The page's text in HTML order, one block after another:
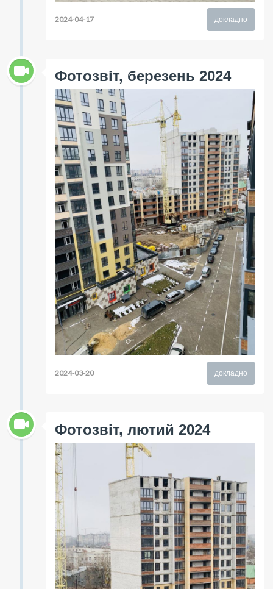
докладно
2024-04-17
Фотозвіт, березень 2024
докладно
2024-03-20
Фотозвіт, лютий 2024